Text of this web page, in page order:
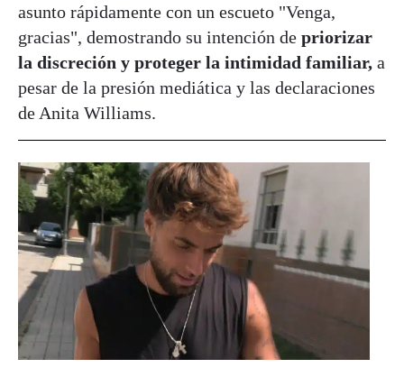
asunto rápidamente con un escueto "Venga,
gracias", demostrando su intención de priorizar
la discreción y proteger la intimidad familiar, a
pesar de la presión mediática y las declaraciones
de Anita Williams.